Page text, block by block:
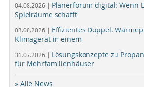
04.08.2026 | Planerforum digital: Wenn
Spielräume schafft
03.08.2026 | Effizientes Doppel:
Klimagerät in einem
31.07.2026 | Lösungskonzepte zu
für Mehrfamilienhäuser
» Alle News